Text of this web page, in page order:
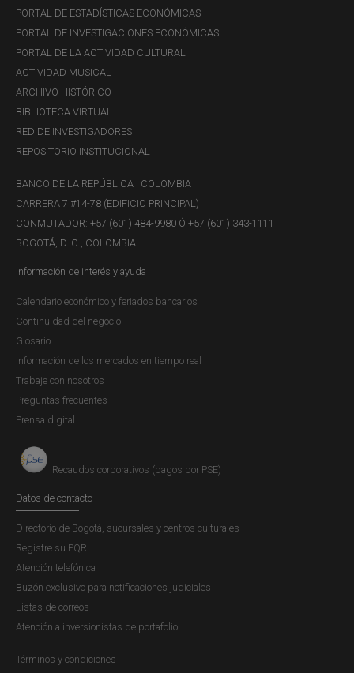
PORTAL DE ESTADÍSTICAS ECONÓMICAS
PORTAL DE INVESTIGACIONES ECONÓMICAS
PORTAL DE LA ACTIVIDAD CULTURAL
ACTIVIDAD MUSICAL
ARCHIVO HISTÓRICO
BIBLIOTECA VIRTUAL
RED DE INVESTIGADORES
REPOSITORIO INSTITUCIONAL
BANCO DE LA REPÚBLICA | COLOMBIA
CARRERA 7 #14-78 (EDIFICIO PRINCIPAL)
CONMUTADOR: +57 (601) 484-9980 Ó +57 (601) 343-1111
BOGOTÁ, D. C., COLOMBIA
Información de interés y ayuda
Calendario económico y feriados bancarios
Continuidad del negocio
Glosario
Información de los mercados en tiempo real
Trabaje con nosotros
Preguntas frecuentes
Prensa digital
Recaudos corporativos (pagos por PSE)
Datos de contacto
Directorio de Bogotá, sucursales y centros culturales
Registre su PQR
Atención telefónica
Buzón exclusivo para notificaciones judiciales
Listas de correos
Atención a inversionistas de portafolio
Términos y condiciones